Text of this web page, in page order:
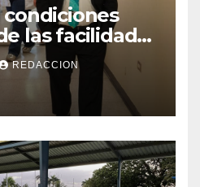
las facilidades
de la Salud
REDACCION